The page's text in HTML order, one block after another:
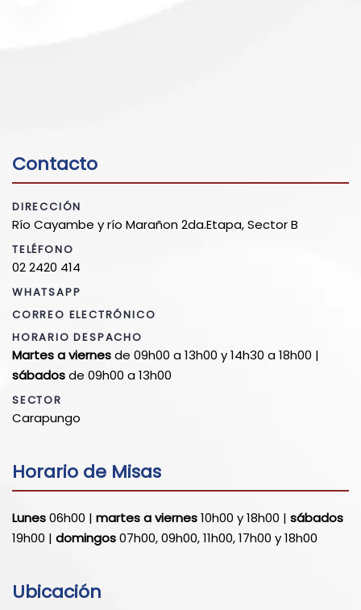
Contacto
DIRECCIÓN
Río Cayambe y río Marañon 2da.Etapa, Sector B
TELÉFONO
02 2420 414
WHATSAPP
CORREO ELECTRÓNICO
HORARIO DESPACHO
Martes a viernesde 09h00 a 13h00 y 14h30 a 18h00 |
sábadosde 09h00 a 13h00
SECTOR
Carapungo
Horario de Misas
Lunes06h00 | martes a viernes10h00 y 18h00 | sábados
19h00 | domingos07h00, 09h00, 11h00, 17h00 y 18h00
Ubicación